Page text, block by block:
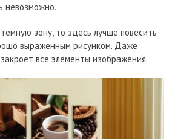
невозможно.
зону, то здесь лучше повесить
выраженным рисунком. Даже
все элементы изображения.